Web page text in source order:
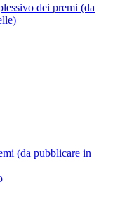
dei premi (da
(da pubblicare in